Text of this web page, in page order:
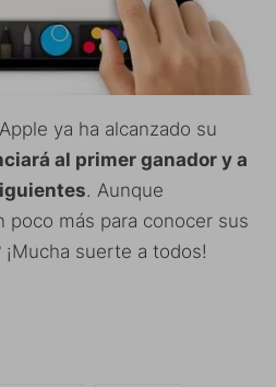
ya ha alcanzado su
al primer ganador y a
. Aunque
poco más para conocer sus
suerte a todos!